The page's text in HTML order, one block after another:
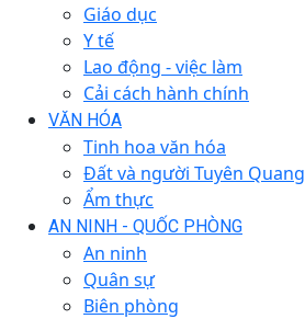
Giáo dục
Y tế
Lao động - việc làm
Cải cách hành chính
VĂN HÓA
Tinh hoa văn hóa
Đất và người Tuyên Quang
Ẩm thực
AN NINH - QUỐC PHÒNG
An ninh
Quân sự
Biên phòng